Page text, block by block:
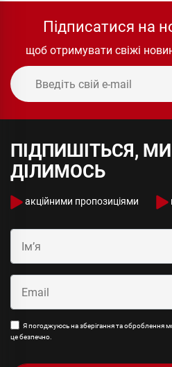
Підписатися на
щоб отримувати свіжі
ПІДПИШІТЬСЯ,
ДІЛИМОСЬ
акційними пропозиціями
Я погоджуюсь на зберігання та оброблення
це безпечно.